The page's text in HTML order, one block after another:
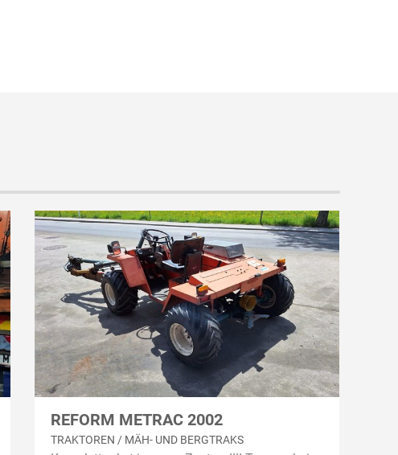
REFORM METRAC 2002
TRAKTOREN / MÄH- UND BERGTRAKS